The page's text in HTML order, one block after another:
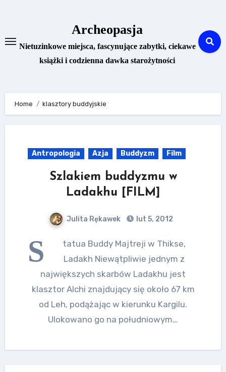
Archeopasja
Nietuzinkowe miejsca, fascynujące zabytki, ciekawe
książki i codzienna dawka starożytności
Home klasztory buddyjskie
Antropologia Azja Buddyzm Film
Szlakiem buddyzmu w
Ladakhu [FILM]
Julita Rękawek lut 5, 2012
S
tatua Buddy Majtreji w Thikse,
Ladakh Niewątpliwie jednym z
największych skarbów Ladakhu jest
klasztor Alchi znajdujący się około 67 km
od Leh, podążając w kierunku Kargilu.
Ulokowano go na południowym…